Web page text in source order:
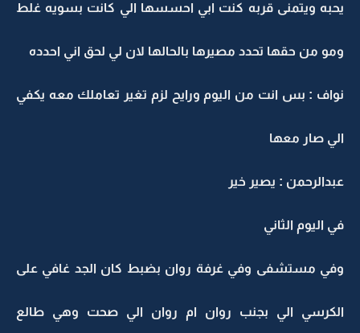
يحبه ويتمنى قربه كنت ابي احسسها الي كانت بسويه غلط
ومو من حقها تحدد مصيرها بالحالها لان لي لحق اني احدده
نواف : بس انت من اليوم ورايح لزم تغير تعاملك معه يكفي
الي صار معها
عبدالرحمن : يصير خير
في اليوم الثاني
وفي مستشفى وفي غرفة روان بضبط كان الجد غافي على
الكرسي الي بجنب روان ام روان الي صحت وهي طالع